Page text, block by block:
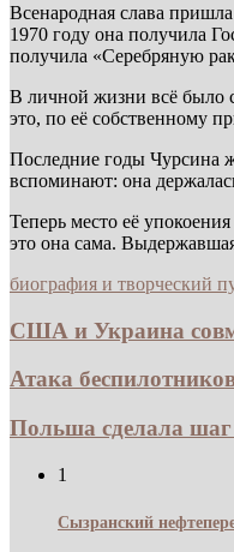
Всенародная слава
1970 году она получила
получила «Серебряную
В личной жизни всё было
это, по её собственному
Последние годы Чурсина
вспоминают: она
Теперь место её
это она сама.
биография и творческий
США и Украина
Атака
Польша сделала
1
Сызранский